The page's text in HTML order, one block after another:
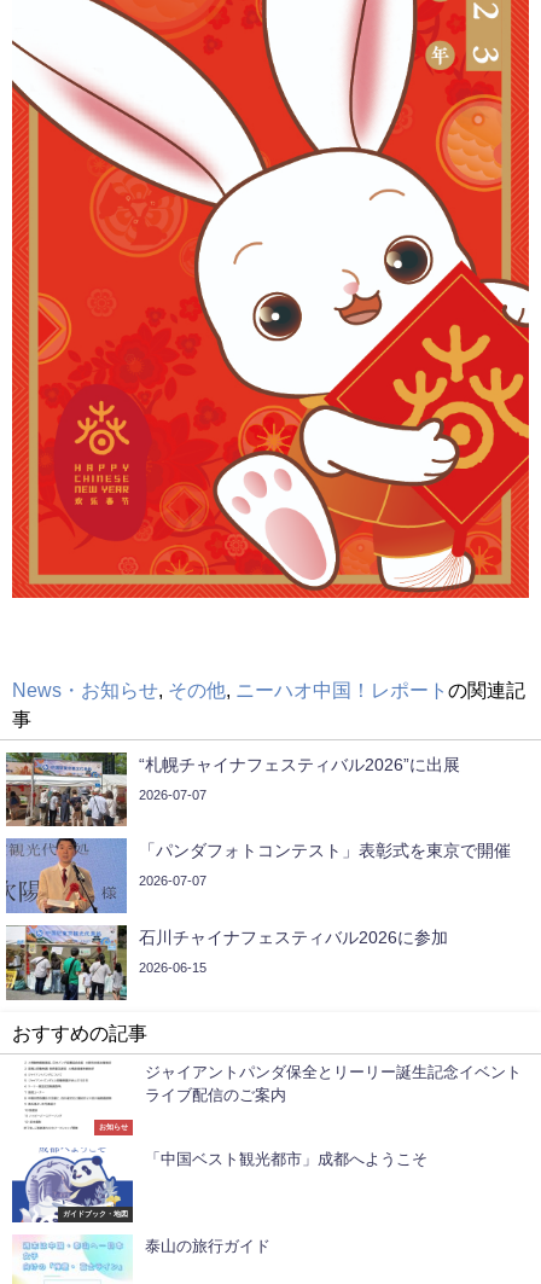
News・お知らせ その他 ニーハオ中国！レポート の関連記
事
“札幌チャイナフェスティバル2026”に出展
2026-07-07
「パンダフォトコンテスト」表彰式を東京で開催
2026-07-07
石川チャイナフェスティバル2026に参加
2026-06-15
おすすめの記事
お知らせ
ジャイアントパンダ保全とリーリー誕生記念イベント
ライブ配信のご案内
ガイドブック・地図
「中国ベスト観光都市」成都へようこそ
泰山の旅行ガイド